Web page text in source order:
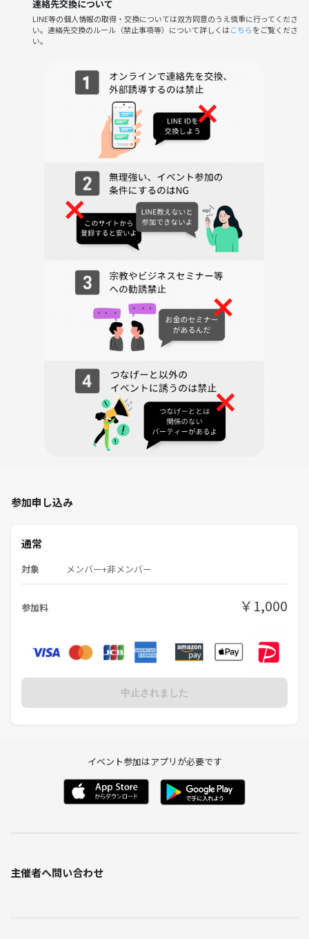
〇 参加者の声 〇
自分の心をゆっくり見つめる貴重な時間になりました！
自分の夢や将来について、語り合える友達ができて嬉しいです。
新たな視点を得ることができました！
ぜひご参加お待ちしてます(*´▽｀*)ﾉｼ
〇 主催者 〇
はる（ゆずまる）
1992年生まれ、1児の母
岐阜出身、名古屋在住
資格：公認心理師
大学と大学院で心理学を専攻し、
行動分析学や認知行動療法の分野を中心に学びました。
子どもから大人の臨床まで。
心理学よりも人間の”心”について深く解き明かしている仏教に出会い、
感銘を受けて学んでいます。
仏教で説かれるブレない“人生の指針”を伝えたいと思い、
心理学や自己啓発を切り口に、名古屋でワークショップやカフェ会を開
連絡先交換について
LINE等の個人情報の取得・交換については双方同意のうえ慎重に行ってくださ
い。連絡先交換のルール（禁止事項等）について詳しくはこちらをご覧くださ
い。
参加申し込み
通常
対象 メンバー+非メンバー
参加料 ￥1,000
中止されました
イベント参加はアプリが必要です
主催者へ問い合わせ